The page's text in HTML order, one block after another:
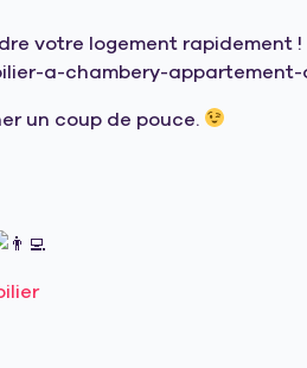
votre logement rapidement !
a-chambery-
un coup de pouce.